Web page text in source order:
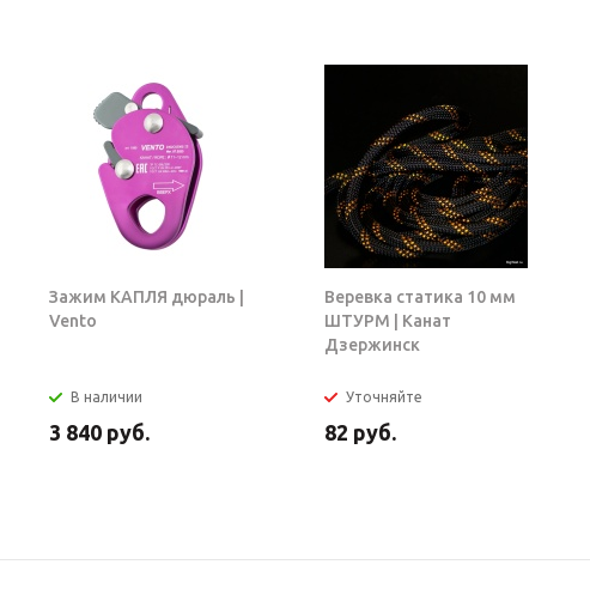
Зажим КАПЛЯ дюраль |
Vento
В наличии
3 840 руб.
Веревка статика 10 мм
ШТУРМ | Канат
Дзержинск
Уточняйте
82 руб.